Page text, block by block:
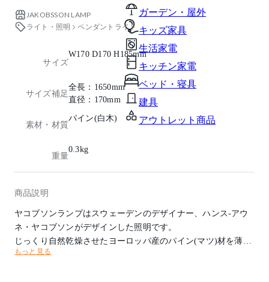
ガーデン・屋外
キッズ家具
生活家電
キッチン家電
ベッド・寝具
建具
アウトレット商品
JAKOBSSON LAMP
ライト・照明
ペンダントライト
サイズ
W170 D170 H185mm
サイズ補足
全長：1650mm
直径：170mm
素材・材質
パイン(白木)
重量
0.3kg
商品説明
ヤコブソンランプはスウェーデンのデザイナー、ハンス-アウ
ネ・ヤコブソンがデザインした照明です。
じっくり自然乾燥させたヨーロッパ産のパイン(マツ)材を薄く
スライスした材料を活かしたデザインが特長で、長年にわたり
もっと見る